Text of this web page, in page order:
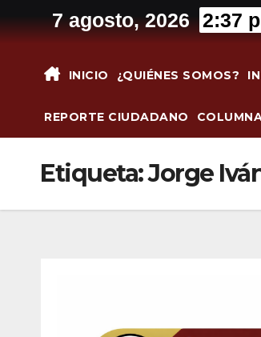
al
7 agosto, 2026 2:37
INICIO ¿QUIÉNES SOMOS?
REPORTE CIUDADANO
Etiqueta:Jorge